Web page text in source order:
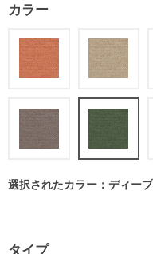
カラー
選択されたカラー：ディー
タイプ